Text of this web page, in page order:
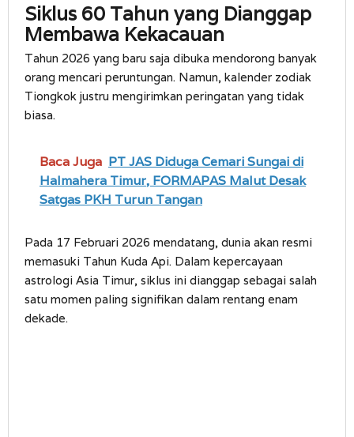
Siklus 60 Tahun yang Dianggap
Membawa Kekacauan
Tahun 2026 yang baru saja dibuka mendorong banyak
orang mencari peruntungan. Namun, kalender zodiak
Tiongkok justru mengirimkan peringatan yang tidak
biasa.
Baca Juga PT JAS Diduga Cemari Sungai di
Halmahera Timur, FORMAPAS Malut Desak
Satgas PKH Turun Tangan
Pada 17 Februari 2026 mendatang, dunia akan resmi
memasuki Tahun Kuda Api. Dalam kepercayaan
astrologi Asia Timur, siklus ini dianggap sebagai salah
satu momen paling signifikan dalam rentang enam
dekade.